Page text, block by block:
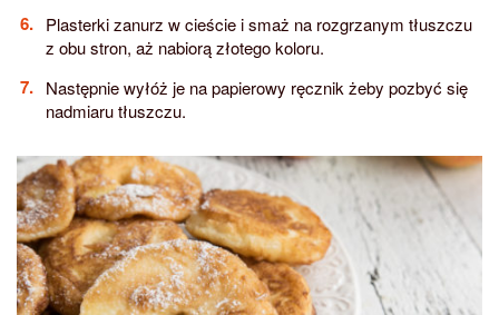
Plasterki zanurz w cieście i smaż na rozgrzanym tłuszczu
z obu stron, aż nabiorą złotego koloru.
Następnie wyłóż je na papierowy ręcznik żeby pozbyć się
nadmiaru tłuszczu.